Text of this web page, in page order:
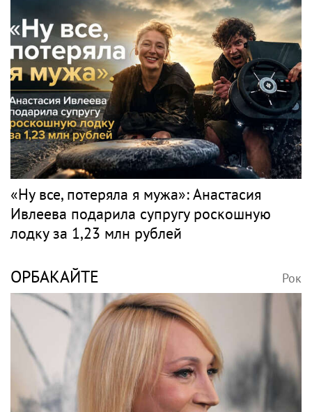
«Ну все, потеряла я мужа»: Анастасия
Ивлеева подарила супругу роскошную
лодку за 1,23 млн рублей
ОРБАКАЙТЕ Рок